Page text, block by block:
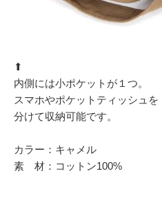
⬆︎
内側には小ポケットが１つ。
スマホやポケットティッシュを
分けて収納可能です。
カラー：キャメル
素 材：コットン100%